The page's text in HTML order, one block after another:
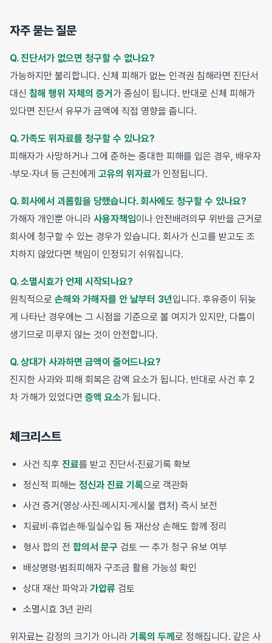
자주 묻는 질문
Q. 진단서가 없으면 청구할 수 없나요?
가능하지만 불리합니다. 신체 피해가 없는 인격권 침해라면 진단서
대신 침해 행위 자체의 증거 가 중심이 됩니다. 반대로 신체 피해가
있다면 진단서 유무가 금액에 직접 영향을 줍니다.
Q. 가족도 위자료를 청구할 수 있나요?
피해자가 사망하거나 그에 준하는 중대한 피해를 입은 경우, 배우자
·부모·자녀 등 근친에게 고유의 위자료가 인정됩니다.
Q. 회사에서 괴롭힘을 당했습니다. 회사에도 청구할 수 있나요?
가해자 개인뿐 아니라 사용자책임이나 안전배려의무 위반을 근거로
회사에 청구할 수 있는 경우가 있습니다. 회사가 신고를 받고도 조
치하지 않았다면 책임이 인정되기 쉬워집니다.
Q. 소멸시효가 언제 시작되나요?
원칙적으로 손해와 가해자를 안 날부터 3년입니다. 후유증이 뒤늦
게 나타난 경우에는 그 시점을 기준으로 볼 여지가 있지만, 다툼이
생기므로 미루지 않는 것이 안전합니다.
Q. 상대가 사과하면 금액이 줄어드나요?
진지한 사과와 피해 회복은 감액 요소가 됩니다. 반대로 사건 후 2
차 가해가 있었다면 증액 요소가 됩니다.
체크리스트
사건 직후 진료를 받고 진단서·진료기록 확보
정신적 피해는 정신과 진료 기록으로 객관화
사건 증거(영상·사진·메시지·게시물 캡처) 즉시 보전
치료비·휴업손해·일실수입 등 재산상 손해도 함께 정리
형사 합의 전 합의서 문구 검토 — 추가 청구 유보 여부
배상명령·범죄피해자 구조금 활용 가능성 확인
상대 재산 파악과가압류 검토
소멸시효 3년 관리
위자료는 감정의 크기가 아니라 기록의 두께 로 정해집니다. 같은 사